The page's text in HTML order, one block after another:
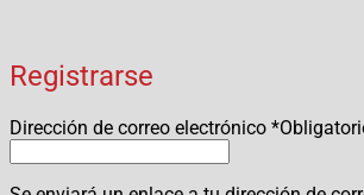
Registrarse
Dirección de correo electrónico *